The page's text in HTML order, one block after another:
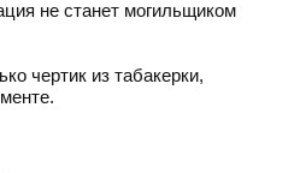
не станет могильщиком
чертик из табакерки,